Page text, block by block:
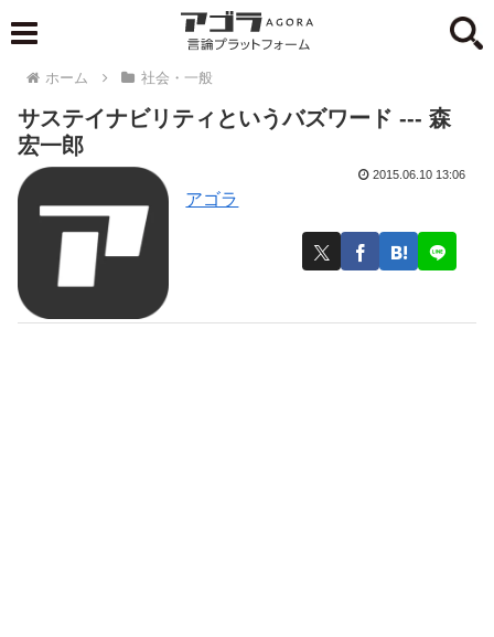
ホーム 社会・一般
サステイナビリティというバズワード --- 森
宏一郎
アゴラ
2015.06.10 13:06